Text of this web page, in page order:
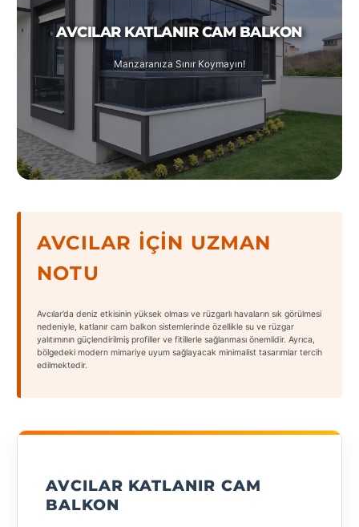
AVCILAR KATLANIR CAM BALKON
Manzaranıza Sınır Koymayın!
AVCILAR İÇIN UZMAN
NOTU
Avcılar’da deniz etkisinin yüksek olması ve rüzgarlı havaların sık görülmesi
nedeniyle, katlanır cam balkon sistemlerinde özellikle su ve rüzgar
yalıtımının güçlendirilmiş profiller ve fitillerle sağlanması önemlidir. Ayrıca,
bölgedeki modern mimariye uyum sağlayacak minimalist tasarımlar tercih
edilmektedir.
AVCILAR KATLANIR CAM
BALKON
Poland
Romania
Switzerland
Turkey
United
States
Tüm
Adana
Adıyaman
Antalya
Balıkesir